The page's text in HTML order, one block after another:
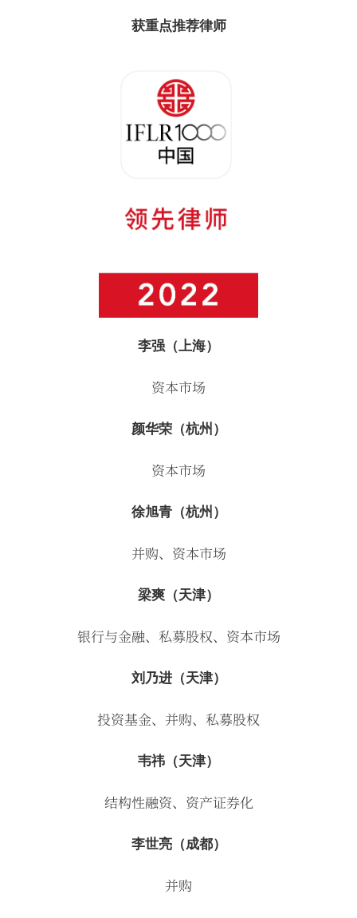
获重点推荐律师
李强（上海）
资本市场
颜华荣（杭州）
资本市场
徐旭青（杭州）
并购、资本市场
梁爽（天津）
银行与金融、私募股权、资本市场
刘乃进（天津）
投资基金、并购、私募股权
韦祎（天津）
结构性融资、资产证券化
李世亮（成都）
并购